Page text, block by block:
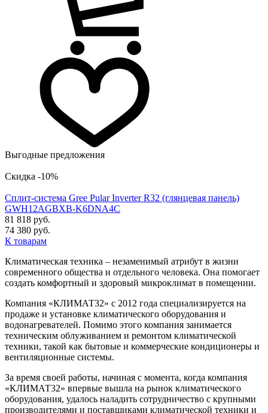
Выгодные предложения
Скидка -10%
Сплит-система Gree Pular Inverter R32 (глянцевая панель)
GWH12AGBXB-K6DNA4C
81 818 руб.
74 380 руб.
К товарам
Климатическая техника – незаменимый атрибут в жизни
современного общества и отдельного человека. Она помогает
создать комфортный и здоровый микроклимат в помещении.
Компания «КЛИМАТ32» с 2012 года специализируется на
продаже и установке климатического оборудования и
водонагревателей. Помимо этого компания занимается
техническим облуживанием и ремонтом климатической
техники, такой как бытовые и коммерческие кондиционеры и
вентиляционные системы.
За время своей работы, начиная с момента, когда компания
«КЛИМАТ32» впервые вышла на рынок климатического
оборудования, удалось наладить сотрудничество с крупными
производителями и поставщиками климатической техники и